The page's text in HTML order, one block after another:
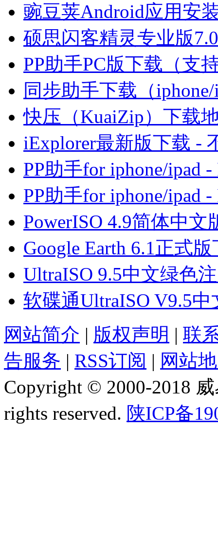
豌豆荚Android应用安
硕思闪客精灵专业版
PP助手PC版下载（支
同步助手下载（
快压（KuaiZip）下载
iExplorer最新版下载 -
PP助手for iphone/ipad
PP助手for iphone/ipad
PowerISO 4.9简体中
Google Earth 6.1正式
UltraISO 9.5中文绿色
软碟通UltraISO V9.5
网站简介 | 版权声明 | 联
告服务 | RSS订阅 | 网站
Copyright © 2000-2018
rights reserved. 陕ICP备